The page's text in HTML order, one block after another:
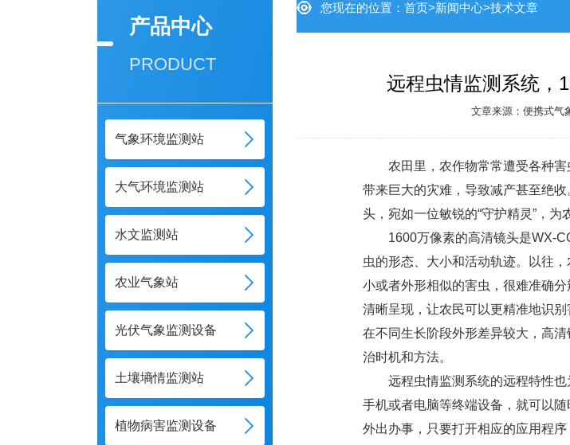
产品中心
PRODUCT
气象环境监测站
大气环境监测站
水文监测站
农业气象站
光伏气象监测设备
土壤墒情监测站
植物病害监测设备
您现在的位置： 首页>新闻中心>技术文章
远程虫情监测系统，
文章来源： 便携式气
农田里，农作物常常遭受各种
带来巨大的灾难，导致减产甚至绝
头，宛如一位敏锐的“守护精灵”，为
1600万像素的高清镜头是WX-
虫的形态、大小和活动轨迹。以往
小或者外形相似的害虫，很难准确
清晰呈现，让农民可以更精准地识
在不同生长阶段外形差异较大，高
治时机和方法。
远程虫情监测系统的远程特性
手机或者电脑等终端设备，就可以
外出办事，只要打开相应的应用程序